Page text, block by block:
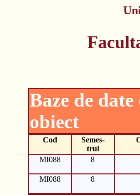
Baze de
obiect
Cod
Semes-
trul
MI088 8
MI088 8